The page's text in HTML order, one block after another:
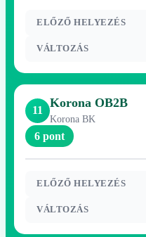
ELŐZŐ HELYEZÉS
VÁLTOZÁS
11
Korona OB2B
Korona BK
6 pont
ELŐZŐ HELYEZÉS
VÁLTOZÁS